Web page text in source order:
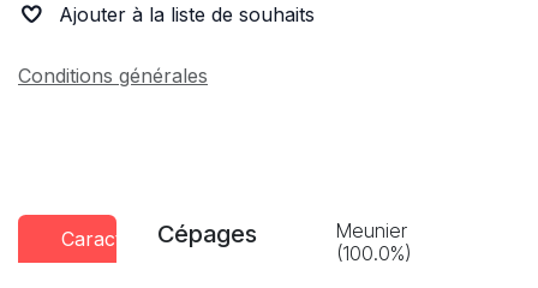
Ajouter à la liste de souhaits
Conditions générales
Caractéristiques
Conseils
dégustation
Cépages
Meunier
(100.0%)